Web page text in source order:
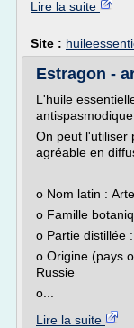
Lire la suite
Site :
Estragon -
L'huile
On peut l'utiliser
agréable en
o Nom latin :
o Famille
o Partie distillée
o Origine (pays
Russie
o...
Lire la suite